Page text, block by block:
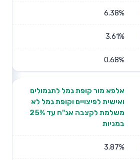
6.38%
3.61%
0.68%
אלפא מור קופת גמל לתגמולים
ואישית לפיצויים וקופת גמל לא
משלמת לקצבה אג"ח עד 25%
במניות
3.87%